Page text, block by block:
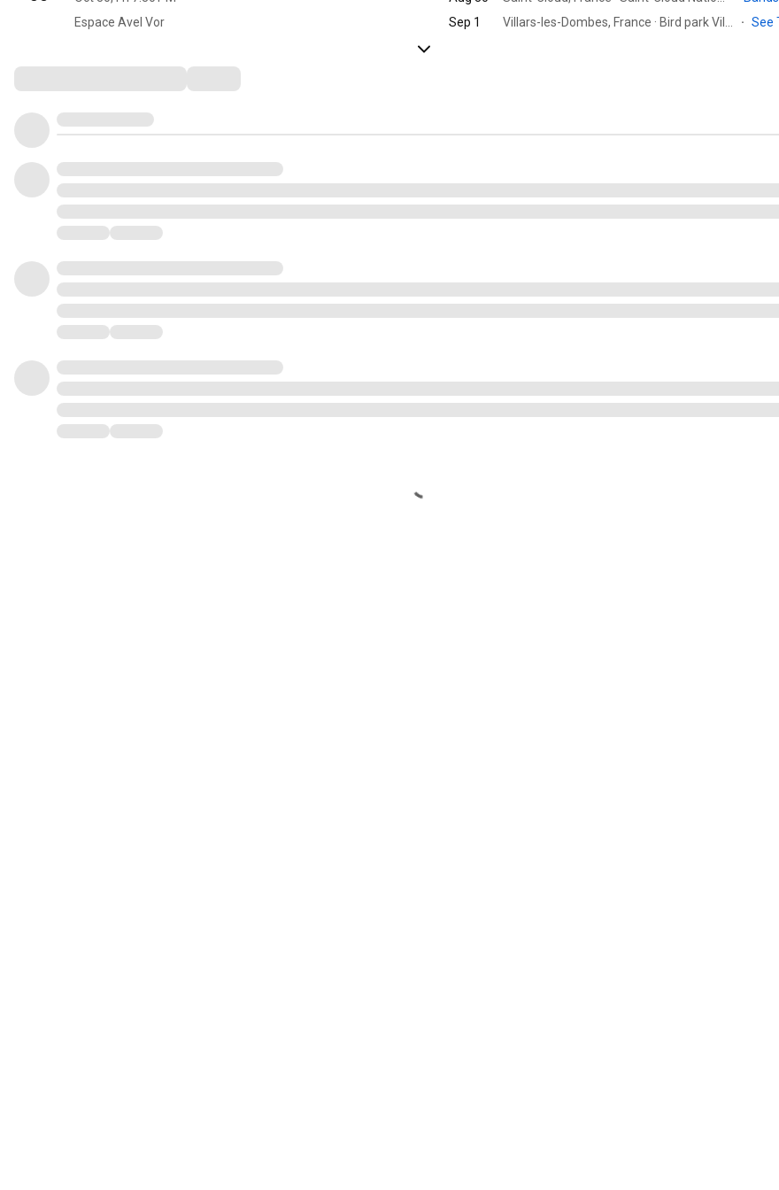
Espace Avel Vor
Sep 1
· See